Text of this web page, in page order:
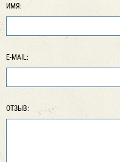
ИМЯ:
E-MAIL:
ОТЗЫВ: